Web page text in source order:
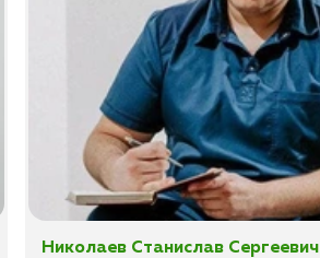
Николаев Станислав Сергеевич